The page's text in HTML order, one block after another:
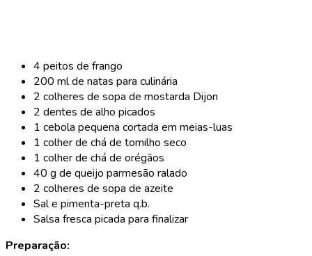
4 peitos de frango
200 ml de natas para culinária
2 colheres de sopa de mostarda Dijon
2 dentes de alho picados
1 cebola pequena cortada em meias-luas
1 colher de chá de tomilho seco
1 colher de chá de orégãos
40 g de queijo parmesão ralado
2 colheres de sopa de azeite
Sal e pimenta-preta q.b.
Salsa fresca picada para finalizar
Preparação: